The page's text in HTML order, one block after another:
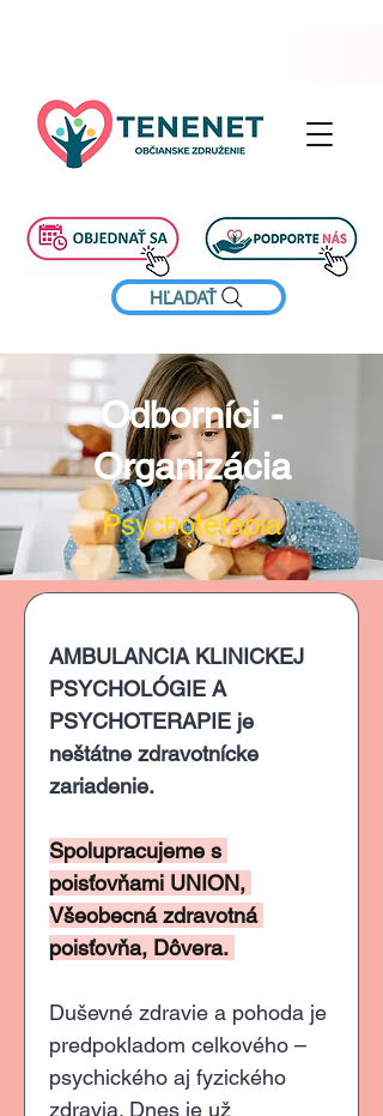
HĽADAŤ
Odborníci -
Organizácia
Psychoterapia
AMBULANCIA KLINICKEJ
PSYCHOLÓGIE A
PSYCHOTERAPIE je
neštátne zdravotnícke
zariadenie.
Spolupracujeme s
poisťovňami UNION,
Všeobecná zdravotná
poisťovňa, Dôvera.
Duševné zdravie a pohoda je
predpokladom celkového –
psychického aj fyzického
zdravia. Dnes je už